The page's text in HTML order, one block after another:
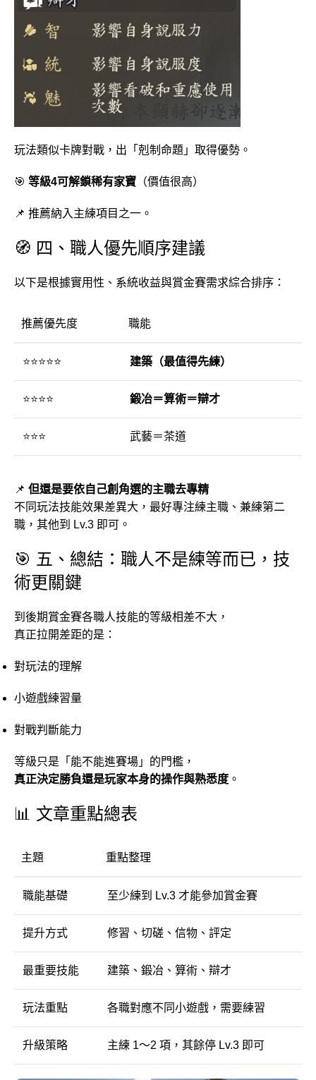
玩法類似卡牌對戰，出「剋制命題」取得優勢。
🎯 等級4可解鎖稀有家寶 （價值很高）
📌 推薦納入主練項目之一。
🧭 四、職人優先順序建議
以下是根據實用性、系統收益與賞金賽需求綜合排序：
推薦優先度 職能
⭐⭐⭐⭐⭐ 建築（最值得先練）
⭐⭐⭐⭐ 鍛冶＝算術＝辯才
⭐⭐⭐ 武藝＝茶道
📌 但還是要依自己創角選的主職去專精
不同玩法技能效果差異大，最好專注練主職、兼練第二
職，其他到 Lv.3 即可。
🎯 五、總結：職人不是練等而已，技
術更關鍵
到後期賞金賽各職人技能的等級相差不大，
真正拉開差距的是：
對玩法的理解
小遊戲練習量
對戰判斷能力
等級只是「能不能進賽場」的門檻，
真正決定勝負還是玩家本身的操作與熟悉度 。
📊 文章重點總表
主題 重點整理
職能基礎 至少練到 Lv.3 才能參加賞金賽
提升方式 修習、切磋、信物、評定
最重要技能 建築、鍛冶、算術、辯才
玩法重點 各職對應不同小遊戲，需要練習
升級策略 主練 1～2 項，其餘停 Lv.3 即可